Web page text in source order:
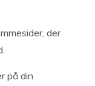
der
på din